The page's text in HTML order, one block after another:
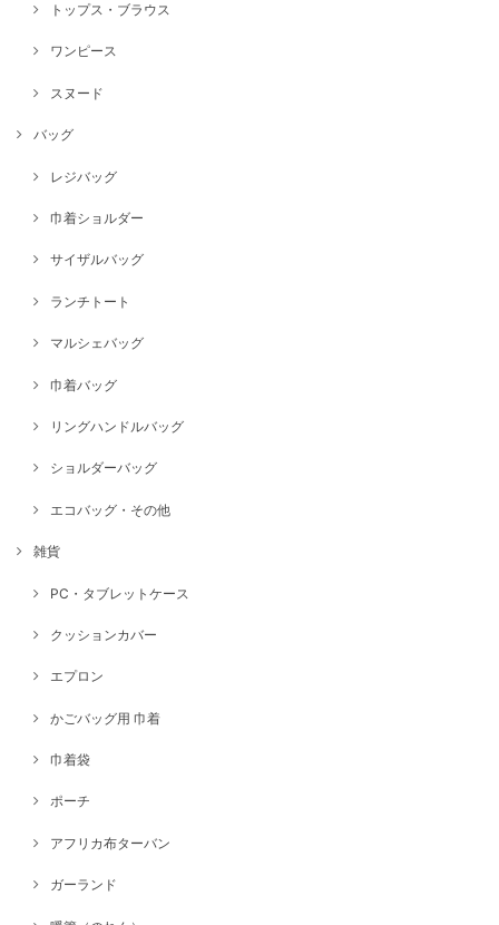
トップス・ブラウス
ワンピース
スヌード
バッグ
レジバッグ
巾着ショルダー
サイザルバッグ
ランチトート
マルシェバッグ
巾着バッグ
リングハンドルバッグ
ショルダーバッグ
エコバッグ・その他
雑貨
PC・タブレットケース
クッションカバー
エプロン
かごバッグ用 巾着
巾着袋
ポーチ
アフリカ布ターバン
ガーランド